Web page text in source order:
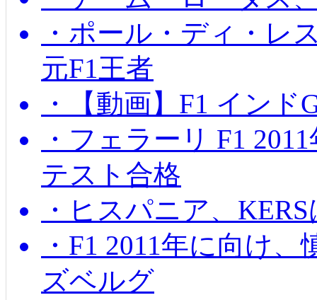
・ポール・ディ・レ
元F1王者
・【動画】F1 イン
・フェラーリ F1
テスト合格
・ヒスパニア、
・F1 2011年に向け
ズベルグ